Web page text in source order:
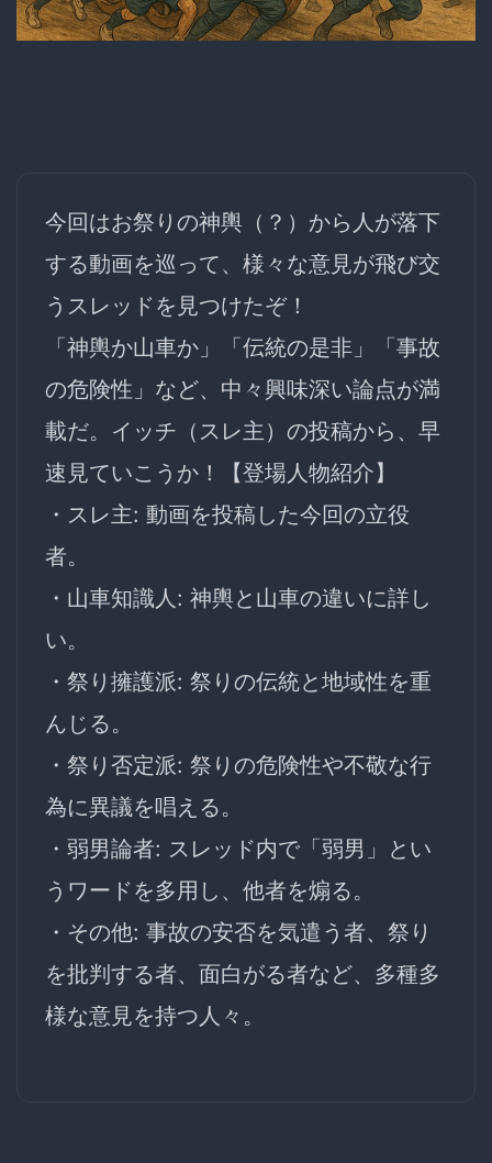
今回はお祭りの神輿（？）から人が落下
する動画を巡って、様々な意見が飛び交
うスレッドを見つけたぞ！
「神輿か山車か」「伝統の是非」「事故
の危険性」など、中々興味深い論点が満
載だ。イッチ（スレ主）の投稿から、早
速見ていこうか！【登場人物紹介】
・スレ主: 動画を投稿した今回の立役
者。
・山車知識人: 神輿と山車の違いに詳し
い。
・祭り擁護派: 祭りの伝統と地域性を重
んじる。
・祭り否定派: 祭りの危険性や不敬な行
為に異議を唱える。
・弱男論者: スレッド内で「弱男」とい
うワードを多用し、他者を煽る。
・その他: 事故の安否を気遣う者、祭り
を批判する者、面白がる者など、多種多
様な意見を持つ人々。